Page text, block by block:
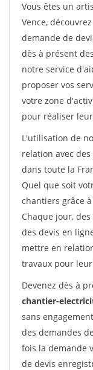
Vous êtes un
Vence,
demande de
dès à présent
notre service
proposer vos
votre zone
pour réaliser
L'utilisation de
relation avec
dans toute la
Quel que soit
chantiers grâce à
Chaque jour,
des devis en
mettre en
travaux pour
Devenez dès à
chantier-
sans
des demandes
fois la demande
de devis